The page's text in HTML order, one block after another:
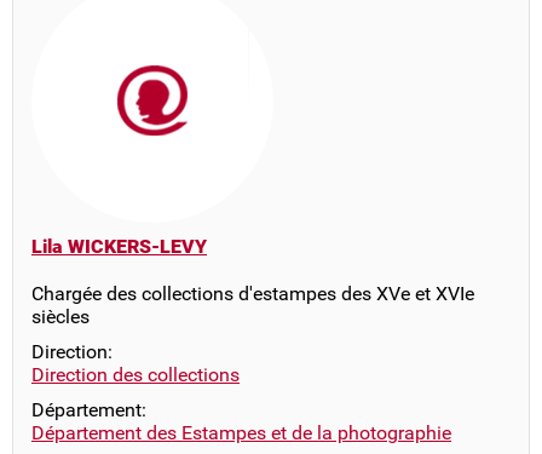
Lila WICKERS-LEVY
Chargée des collections d'estampes des XVe et XVIe
siècles
Direction:
Direction des collections
Département:
Département des Estampes et de la photographie